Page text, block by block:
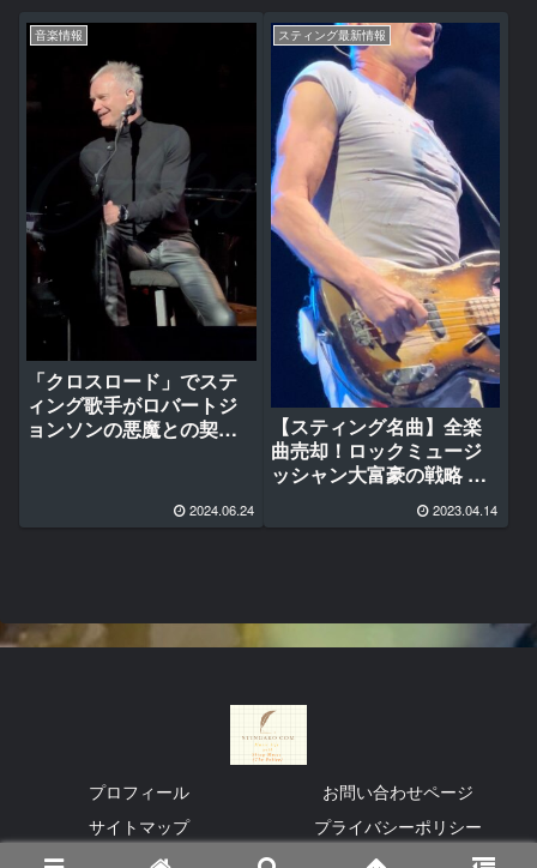
音楽情報
「クロスロード」でステ
ィング歌手がロバートジ
ョンソンの悪魔との契約
2024.06.24
スティング最新情報
【スティング名曲】全楽
曲売却！ロックミュージ
ッシャン大富豪の戦略 日
本円290憶越えに「地獄猟
犬付きまとう」カバー曲
2023.04.14
プロフィール
お問い合わせページ
サイトマップ
プライバシーポリシー